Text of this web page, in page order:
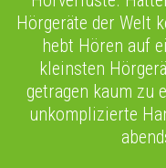
Hörgeräte der Welt
hebt Hören auf
kleinsten
getragen kaum zu
unkomplizierte